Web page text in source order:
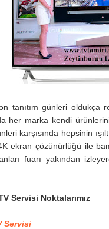
tanıtım günleri oldukça
her marka kendi
karşısında hepsinin
ekran çözünürlüğü ile
fuarı yakından
Servisi Noktalarımız
Servisi